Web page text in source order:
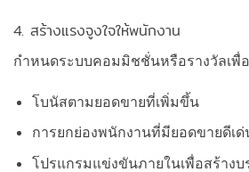
4. สร้างแรงจูงใจให้พนักงาน
กำหนดระบบคอมมิชชั่นหรือรางวัลเพื่
โบนัสตามยอดขายที่เพิ่มขึ้น
การยกย่องพนักงานที่มียอดขายดีเด่
โปรแกรมแข่งขันภายในเพื่อสร้าง